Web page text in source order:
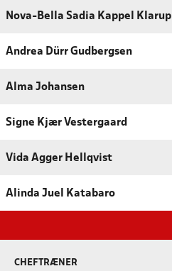
Nova-Bella Sadia Kappel Klarup
Andrea Dürr Gudbergsen
Alma Johansen
Signe Kjær Vestergaard
Vida Agger Hellqvist
Alinda Juel Katabaro
CHEFTRÆNER